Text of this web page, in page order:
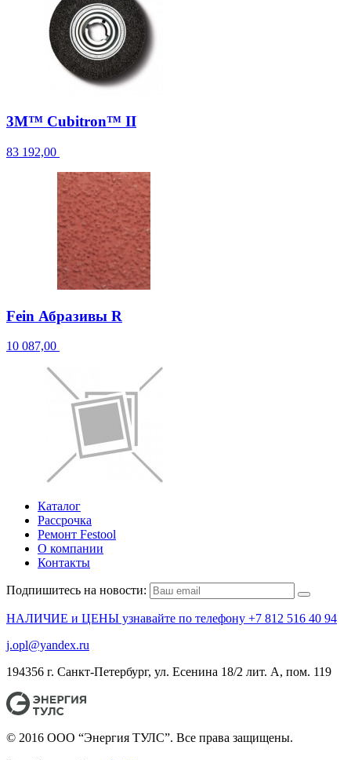
3M™ Cubitron™ II
83 192,00
Fein Абразивы R
10 087,00
Каталог
Рассрочка
Ремонт Festool
О компании
Контакты
Подпишитесь на новости:
НАЛИЧИЕ и ЦЕНЫ узнавайте по телефону +7 812 516 40 94
j.opl@yandex.ru
194356 г. Санкт-Петербург, ул. Есенина 18/2 лит. А, пом. 119
© 2016 ООО “Энергия ТУЛС”. Все права защищены.